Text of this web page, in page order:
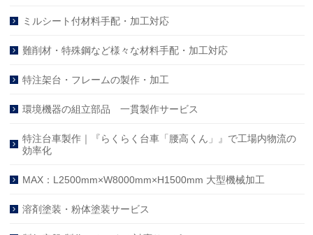
ミルシート付材料手配・加工対応
難削材・特殊鋼など様々な材料手配・加工対応
特注架台・フレームの製作・加工
環境機器の組立部品 一貫製作サービス
特注台車製作｜『らくらく台車「腰高くん」』で工場内物流の
効率化
MAX：L2500mm×W8000mm×H1500mm 大型機械加工
溶剤塗装・粉体塗装サービス